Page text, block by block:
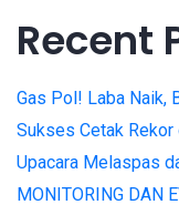
Recent
Gas Pol! Laba Naik,
Sukses Cetak Rekor
Upacara Melaspas
MONITORING DAN